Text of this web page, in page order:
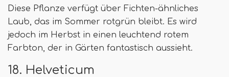
Diese Pflanze verfügt über Fichten-ähnliches
Laub, das im Sommer rotgrün bleibt. Es wird
jedoch im Herbst in einen leuchtend rotem
Farbton, der in Gärten fantastisch aussieht.
18. Helveticum